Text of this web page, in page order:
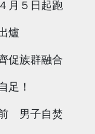
月５日起跑
爐
促族群融合
足！
男子自焚